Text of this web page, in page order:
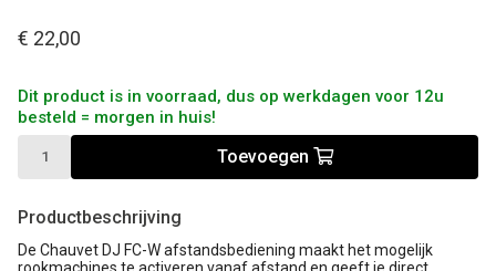
€ 22,00
Dit product is in voorraad, dus op werkdagen voor 12u
besteld = morgen in huis!
Toevoegen
Productbeschrijving
De Chauvet DJ FC-W afstandsbediening maakt het mogelijk